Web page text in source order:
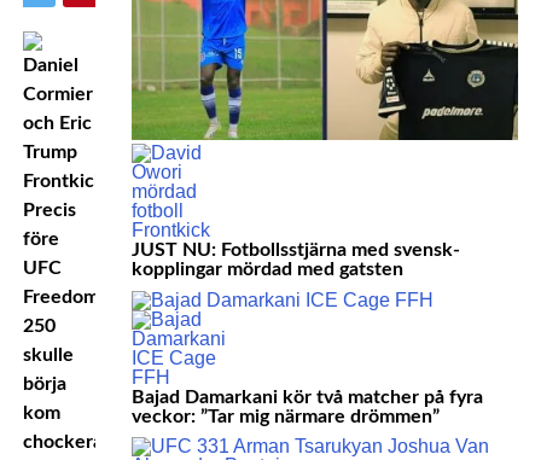
Precis
före
UFC
Freedom
250
skulle
börja
kom
chockerande
JUST NU: Fotbollsstjärna med svensk-
kopplingar mördad med gatsten
Bajad Damarkani kör två matcher på fyra
veckor: ”Tar mig närmare drömmen”